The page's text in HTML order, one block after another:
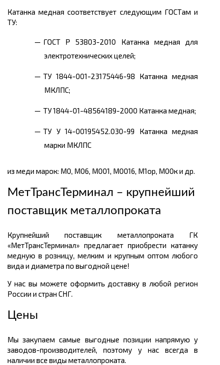
Катанка медная соответствует следующим ГОСТам и
ТУ:
ГОСТ Р 53803-2010 Катанка медная для
электротехнических целей;
ТУ 1844-001-23175446-98 Катанка медная
МКЛПС;
ТУ 1844-01-48564189-2000 Катанка медная;
ТУ У 14-00195452.030-99 Катанка медная
марки МКЛПС
из меди марок: М0, М06, М001, М0016, М1ор, М00к и др.
МетТрансТерминал – крупнейший
поставщик металлопроката
Крупнейший поставщик металлопроката ГК
«МетТрансТерминал» предлагает приобрести катанку
медную в розницу, мелким и крупным оптом любого
вида и диаметра по выгодной цене!
У нас вы можете оформить доставку в любой регион
России и стран СНГ.
Цены
Мы закупаем самые выгодные позиции напрямую у
заводов-производителей, поэтому у нас всегда в
наличии все виды металлопроката.